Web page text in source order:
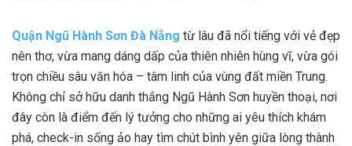
Quận Ngũ Hành Sơn Đà Nẵng từ lâu đã nổi tiếng với vẻ đẹp
nên thơ, vừa mang dáng dấp của thiên nhiên hùng vĩ, vừa gói
trọn chiều sâu văn hóa – tâm linh của vùng đất miền Trung.
Không chỉ sở hữu danh thắng Ngũ Hành Sơn huyền thoại, nơi
đây còn là điểm đến lý tưởng cho những ai yêu thích khám
phá, check-in sống ảo hay tìm chút bình yên giữa lòng thành